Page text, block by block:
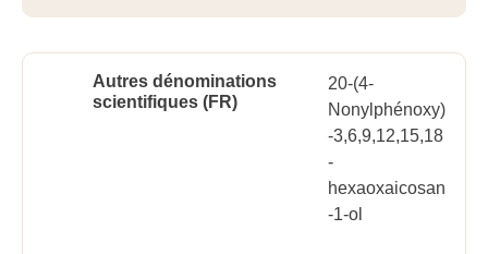
Autres dénominations
scientifiques (FR)
20-(4-
Nonylphénoxy)
-3,6,9,12,15,18
-
hexaoxaicosan
-1-ol